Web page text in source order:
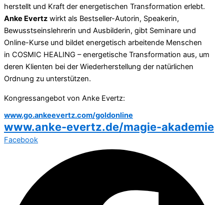
herstellt und Kraft der energetischen Transformation erlebt.
Anke Evertz wirkt als Bestseller-Autorin, Speakerin,
Bewusstseinslehrerin und Ausbilderin, gibt Seminare und
Online-Kurse und bildet energetisch arbeitende Menschen
in COSMIC HEALING – energetische Transformation aus, um
deren Klienten bei der Wiederherstellung der natürlichen
Ordnung zu unterstützen.
Kongressangebot von Anke Evertz:
www.go.ankeevertz.com/goldonline
www.anke-evertz.de/magie-akademie
Facebook